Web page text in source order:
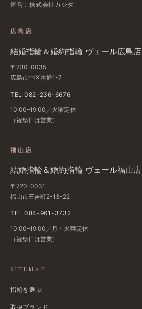
運営：株式会社カジタ
広島店
結婚指輪＆婚約指輪 ヴェール広島店
〒730-0035
広島市中区本通1-7
TEL 082-236-6676
10:00–19:00／火曜定休
（祝祭日は営業）
福山店
結婚指輪＆婚約指輪 ヴェール福山店
〒720-0031
福山市三吉町2-13-22
TEL 084-961-3732
10:00–19:00／月・火曜定休
（祝祭日は営業）
SITEMAP
指輪を選ぶ
取扱ブランド